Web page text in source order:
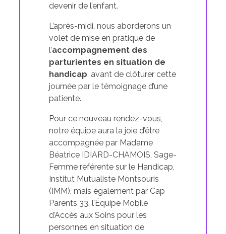
devenir de l’enfant.
L’après-midi, nous aborderons un
volet de mise en pratique de
l’accompagnement des
parturientes en situation de
handicap, avant de clôturer cette
journée par le témoignage d’une
patiente.
Pour ce nouveau rendez-vous,
notre équipe aura la joie d’être
accompagnée par Madame
Béatrice IDIARD-CHAMOIS, Sage-
Femme référente sur le Handicap,
Institut Mutualiste Montsouris
(IMM), mais également par Cap
Parents 33, l’Équipe Mobile
d’Accès aux Soins pour les
personnes en situation de